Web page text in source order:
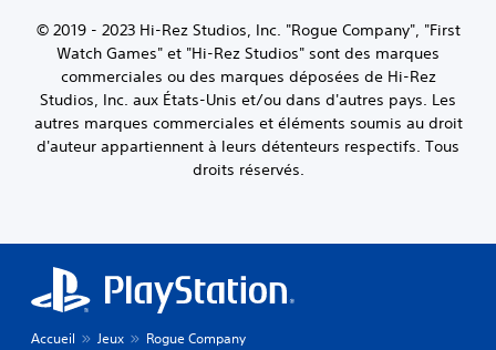
© 2019 - 2023 Hi-Rez Studios, Inc. "Rogue Company", "First
Watch Games" et "Hi-Rez Studios" sont des marques
commerciales ou des marques déposées de Hi-Rez
Studios, Inc. aux États-Unis et/ou dans d'autres pays. Les
autres marques commerciales et éléments soumis au droit
d'auteur appartiennent à leurs détenteurs respectifs. Tous
droits réservés.
Accueil Jeux Rogue Company